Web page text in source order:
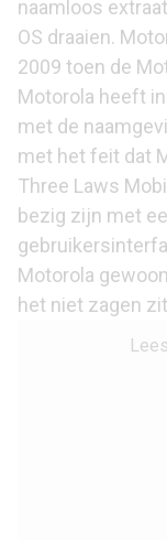
naamloos
OS draaien.
2009 toen de
Motorola heeft
met de
met het feit dat
Three Laws
bezig zijn met
Motorola
het niet zagen